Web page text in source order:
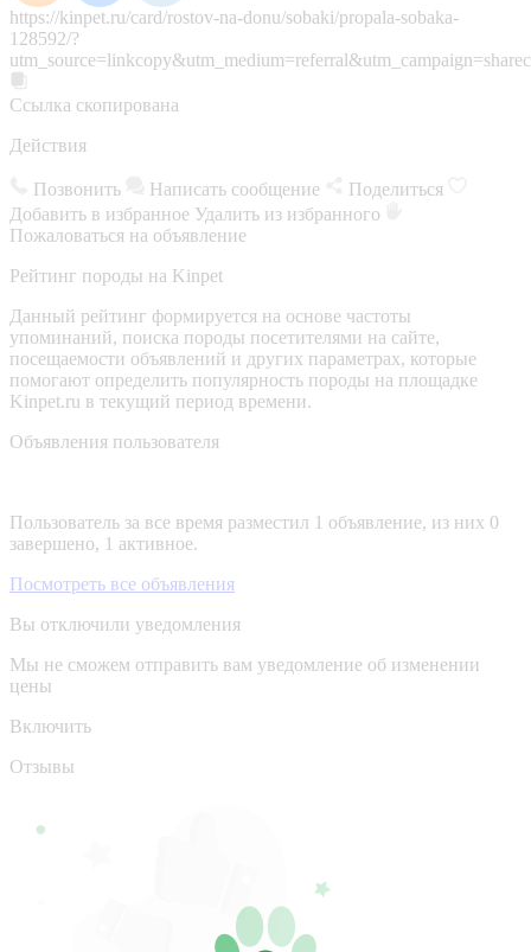
https://kinpet.ru/card/rostov-na-donu/sobaki/propala-sobaka-
128592/?
Ссылка скопирована
Действия
Позвонить Написать сообщение
Поделиться
Добавить в избранное Удалить из избранного
Пожаловаться на объявление
Рейтинг породы на Kinpet
Данный рейтинг формируется на основе частоты
упоминаний, поиска породы посетителями на сайте,
посещаемости объявлений и других параметрах, которые
помогают определить популярность породы на площадке
Kinpet.ru в текущий период времени.
Объявления пользователя
Пользователь за все время разместил 1 объявление, из них 0
завершено, 1 активное.
Посмотреть все объявления
Вы отключили уведомления
Мы не сможем отправить вам уведомление об изменении
цены
Включить
Отзывы